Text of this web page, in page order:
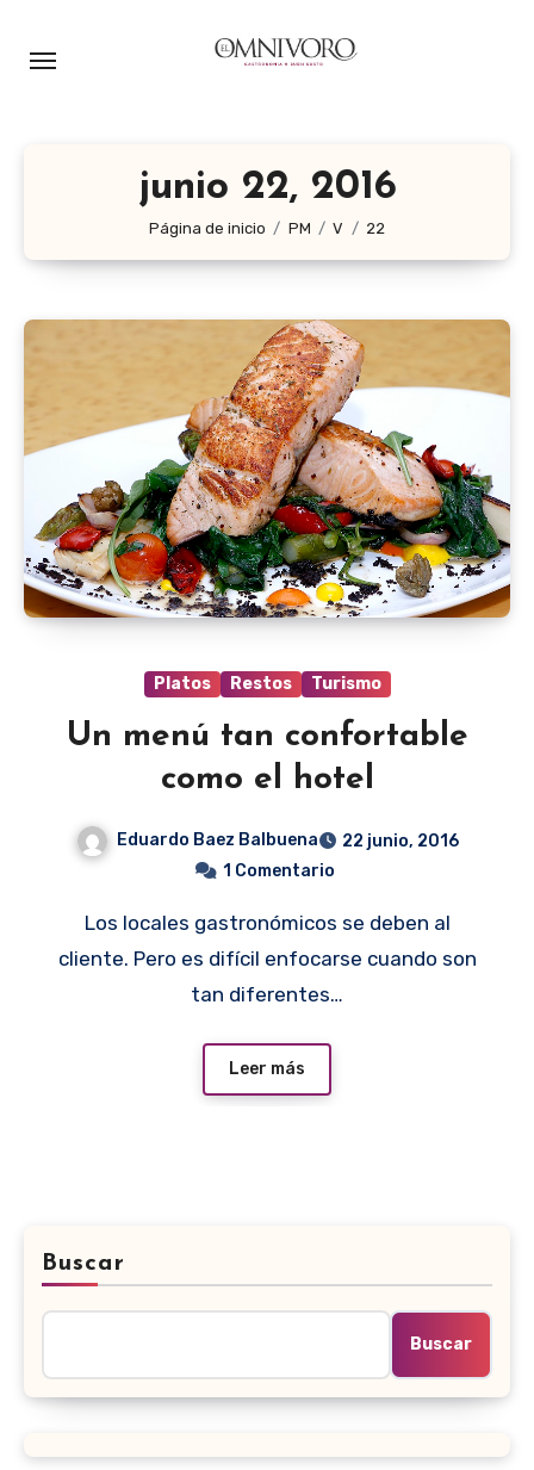
junio 22, 2016
Página de inicio PM V 22
Platos Restos Turismo
Un menú tan confortable
como el hotel
Eduardo Baez Balbuena
22 junio, 2016
1 Comentario
Los locales gastronómicos se deben al
cliente. Pero es difícil enfocarse cuando son
tan diferentes…
Leer más
Buscar
Buscar